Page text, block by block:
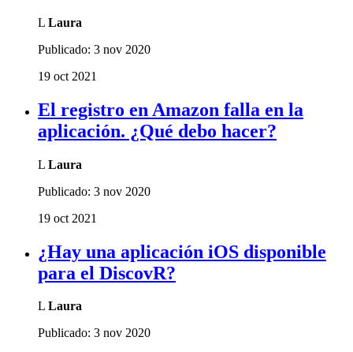
L Laura
Publicado: 3 nov 2020
19 oct 2021
El registro en Amazon falla en la
aplicación. ¿Qué debo hacer?
L Laura
Publicado: 3 nov 2020
19 oct 2021
¿Hay una aplicación iOS disponible
para el DiscovR?
L Laura
Publicado: 3 nov 2020